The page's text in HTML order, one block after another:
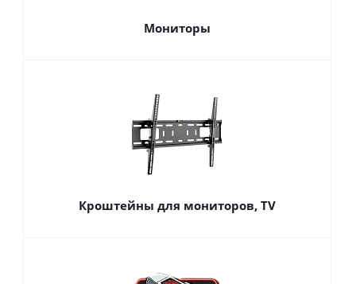
Мониторы
Кроштейны для мониторов, TV